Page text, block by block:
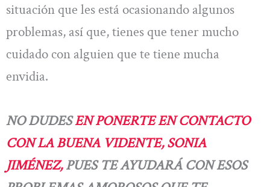
situación que les está ocasionando algunos
problemas, así que, tienes que tener mucho
cuidado con alguien que te tiene mucha
envidia.
NO DUDESEN PONERTE EN CONTACTO
CON LA BUENA VIDENTE, SONIA
JIMÉNEZ,PUES TE AYUDARÁ CON ESOS